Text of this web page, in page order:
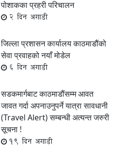
पोशाकका प्रहरी परिचालन
2 दिन अगाडी
जिल्ला प्रशासन कार्यालय काठमाडौंको
सेवा प्रवाहको नयाँ मोडेल
6 दिन अगाडी
सडकमार्गबाट काठमाडौंसम्म आवत
जावत गर्दा अपनाउनुपर्ने यात्रा सावधानी
(Travel Alert) सम्बन्धी अत्यन्त जरुरी
सूचना !
19 दिन अगाडी